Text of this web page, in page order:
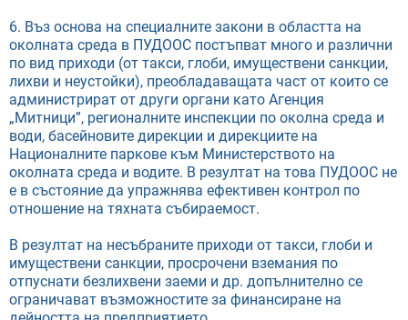
6. Въз основа на специалните закони в областта на
околната среда в ПУДООС постъпват много и различни
по вид приходи (от такси, глоби, имуществени санкции,
лихви и неустойки), преобладаващата част от които се
администрират от други органи като Агенция
„Митници”, регионалните инспекции по околна среда и
води, басейновите дирекции и дирекциите на
Националните паркове към Министерството на
околната среда и водите. В резултат на това ПУДООС не
е в състояние да упражнява ефективен контрол по
отношение на тяхната събираемост.
В резултат на несъбраните приходи от такси, глоби и
имуществени санкции, просрочени вземания по
отпуснати безлихвени заеми и др. допълнително се
ограничават възможностите за финансиране на